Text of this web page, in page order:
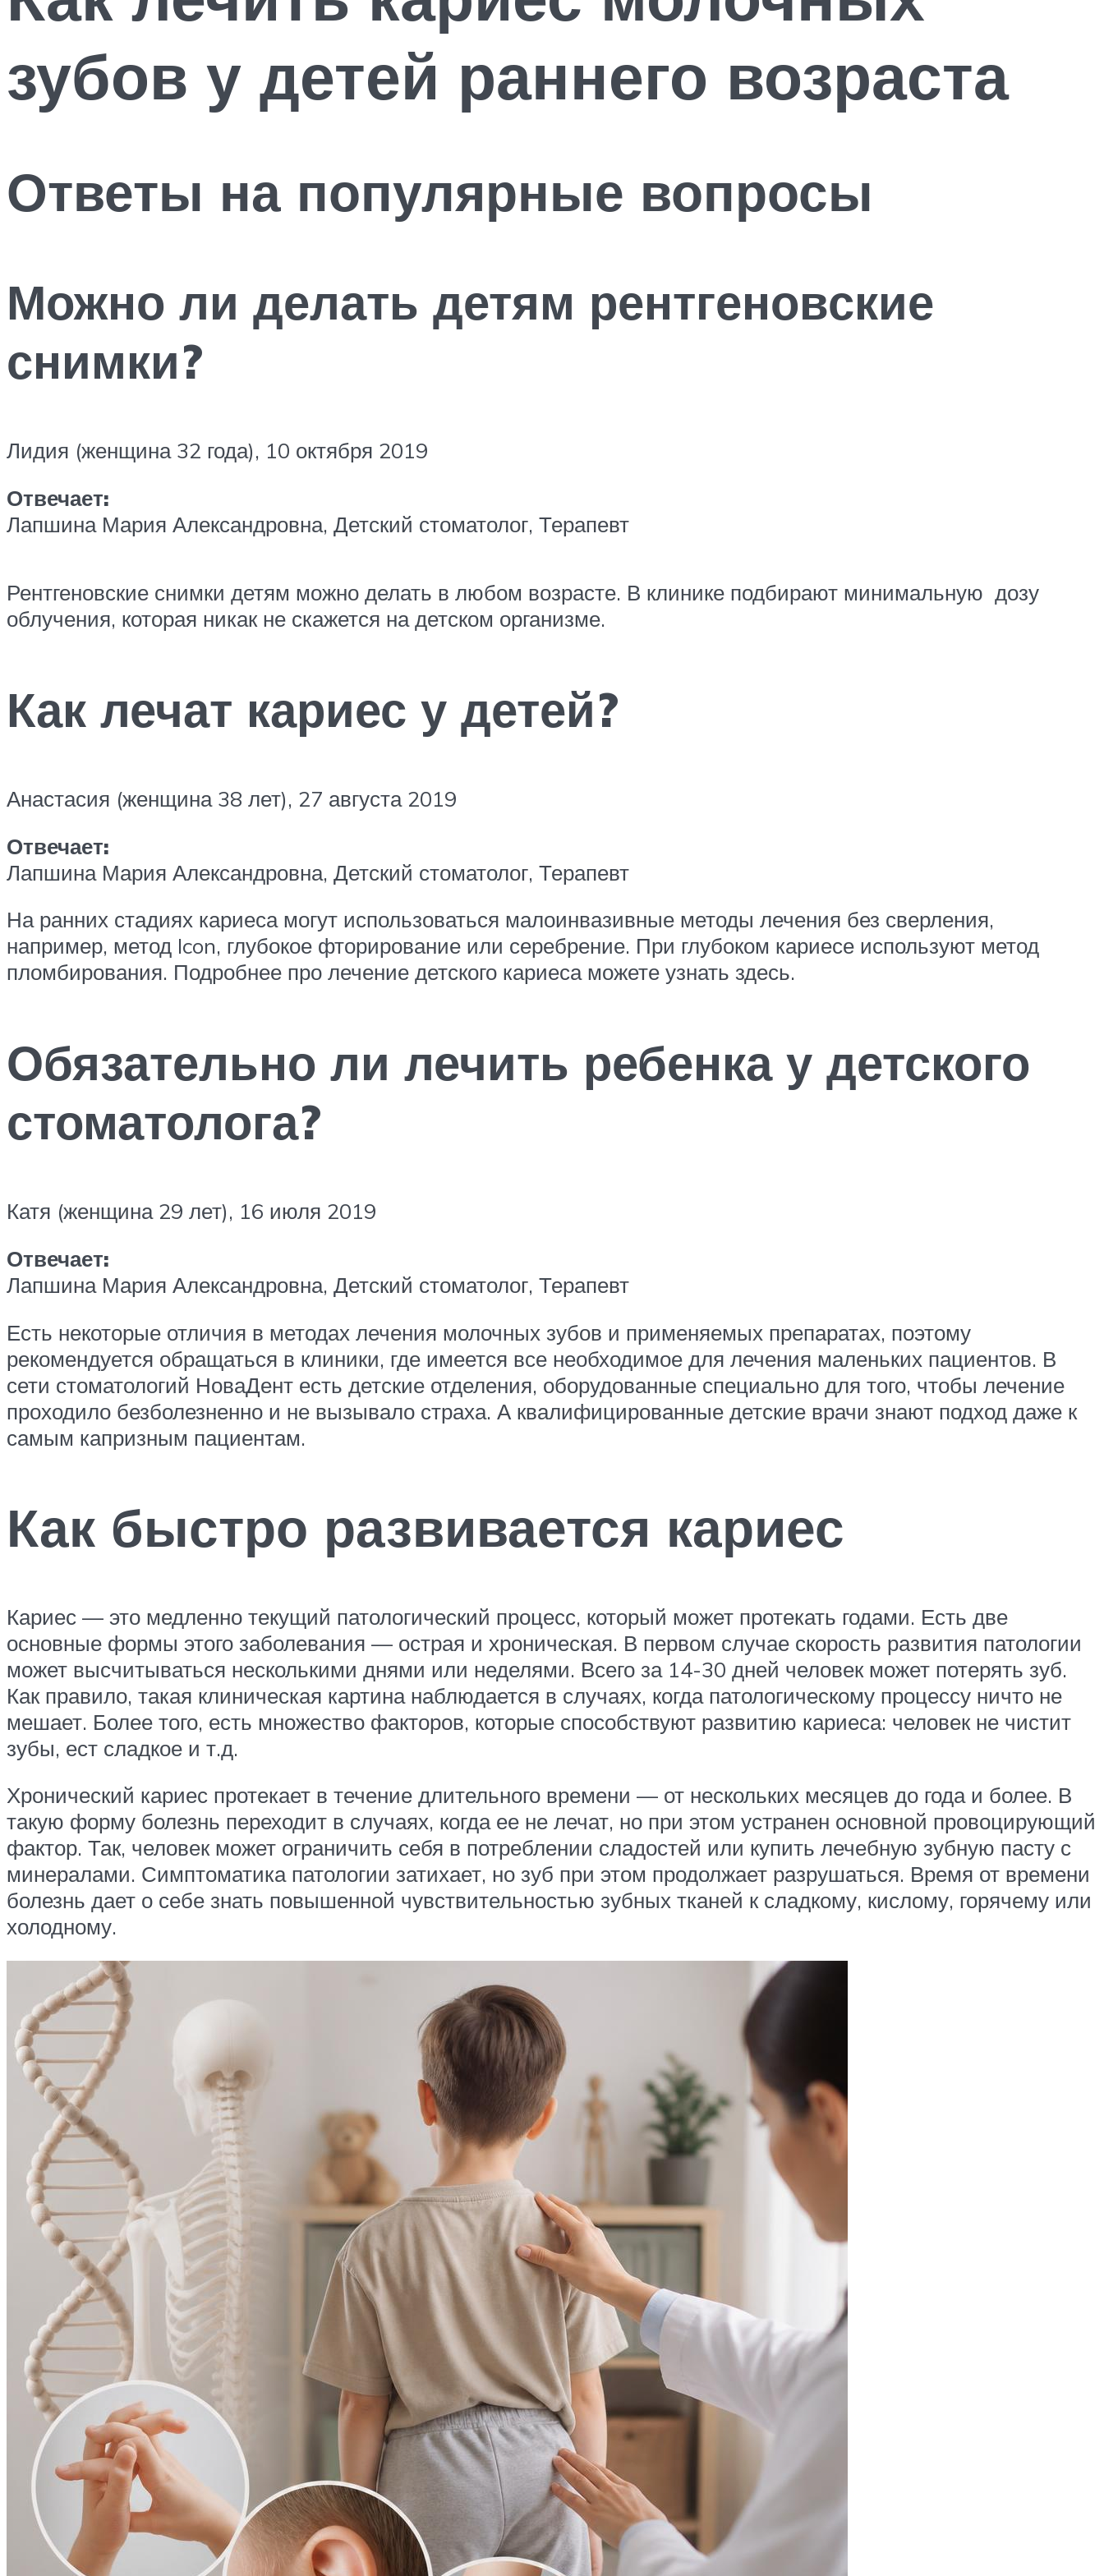
зубов у детей раннего возраста
Ответы на популярные вопросы
Можно ли делать детям рентгеновские
снимки?
Лидия (женщина 32 года), 10 октября 2019
Отвечает:
Лапшина Мария Александровна, Детский стоматолог, Терапевт
Рентгеновские снимки детям можно делать в любом возрасте. В клинике подбирают минимальную дозу
облучения, которая никак не скажется на детском организме.
Как лечат кариес у детей?
Анастасия (женщина 38 лет), 27 августа 2019
Отвечает:
Лапшина Мария Александровна, Детский стоматолог, Терапевт
На ранних стадиях кариеса могут использоваться малоинвазивные методы лечения без сверления,
например, метод Icon, глубокое фторирование или серебрение. При глубоком кариесе используют метод
пломбирования. Подробнее про лечение детского кариеса можете узнать здесь.
Обязательно ли лечить ребенка у детского
стоматолога?
Катя (женщина 29 лет), 16 июля 2019
Отвечает:
Лапшина Мария Александровна, Детский стоматолог, Терапевт
Есть некоторые отличия в методах лечения молочных зубов и применяемых препаратах, поэтому
рекомендуется обращаться в клиники, где имеется все необходимое для лечения маленьких пациентов. В
сети стоматологий НоваДент есть детские отделения, оборудованные специально для того, чтобы лечение
проходило безболезненно и не вызывало страха. А квалифицированные детские врачи знают подход даже к
самым капризным пациентам.
Как быстро развивается кариес
Кариес — это медленно текущий патологический процесс, который может протекать годами. Есть две
основные формы этого заболевания — острая и хроническая. В первом случае скорость развития патологии
может высчитываться несколькими днями или неделями. Всего за 14-30 дней человек может потерять зуб.
Как правило, такая клиническая картина наблюдается в случаях, когда патологическому процессу ничто не
мешает. Более того, есть множество факторов, которые способствуют развитию кариеса: человек не чистит
зубы, ест сладкое и т.д.
Хронический кариес протекает в течение длительного времени — от нескольких месяцев до года и более. В
такую форму болезнь переходит в случаях, когда ее не лечат, но при этом устранен основной провоцирующий
фактор. Так, человек может ограничить себя в потреблении сладостей или купить лечебную зубную пасту с
минералами. Симптоматика патологии затихает, но зуб при этом продолжает разрушаться. Время от времени
болезнь дает о себе знать повышенной чувствительностью зубных тканей к сладкому, кислому, горячему или
холодному.